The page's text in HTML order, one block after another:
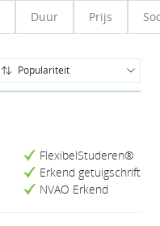
Duur Prijs
Populariteit
Populariteit
Prijs (Hoog-Laag)
Studieduur (Kort-Lang)
Studieduur (Lang-Kort)
FlexibelStuderen®
Erkend getuigschrift
NVAO Erkend